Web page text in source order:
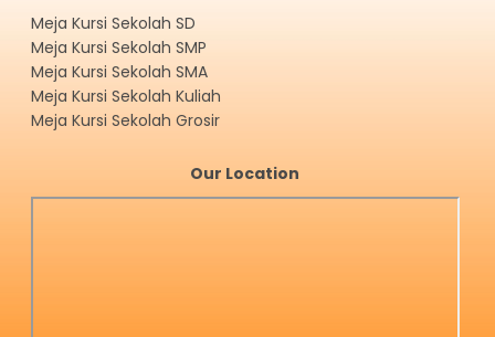
Meja Kursi Sekolah SD
Meja Kursi Sekolah SMP
Meja Kursi Sekolah SMA
Meja Kursi Sekolah Kuliah
Meja Kursi Sekolah Grosir
Our Location